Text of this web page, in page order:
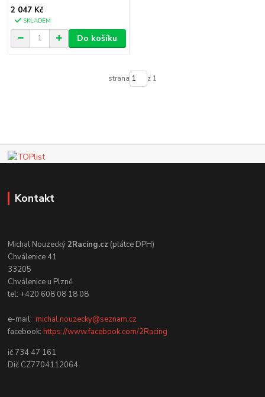
2 047 Kč
SKLADEM
Do košíku
strana z 1
Kontakt
Michal Nouzecký2Racing.cz (plátce DPH)
Chválenice 41
33205
Chválenice u Plzně
tel: +420 608 08 18 08
e-mail:michal.nouzecky@seznam.cz
facebook:https://www.facebook.com/2Racing
ič 734 47 161
Dič CZ7704112064